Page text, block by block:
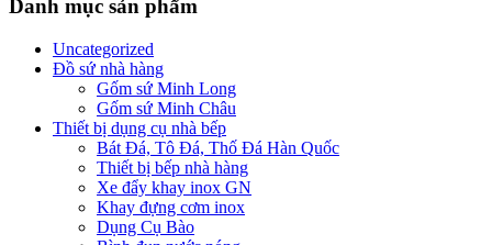
Danh mục sản phẩm
Uncategorized
Đồ sứ nhà hàng
Gốm sứ Minh Long
Gốm sứ Minh Châu
Thiết bị dụng cụ nhà bếp
Bát Đá, Tô Đá, Thố Đá Hàn Quốc
Thiết bị bếp nhà hàng
Xe đẩy khay inox GN
Khay đựng cơm inox
Dụng Cụ Bào